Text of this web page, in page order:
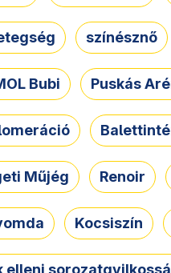
színésznő
Bubi Puskás
Műjég Renoir
Kocsiszín
elleni